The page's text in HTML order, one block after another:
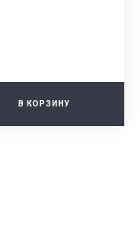
В КОРЗИНУ